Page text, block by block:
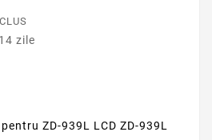
zile
ZD-939L LCD ZD-939L